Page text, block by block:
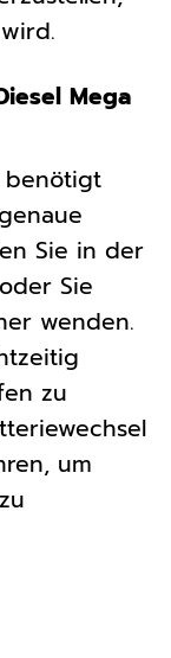
Mega
benötigt
Sie in der
Sie
wenden.
zu
um